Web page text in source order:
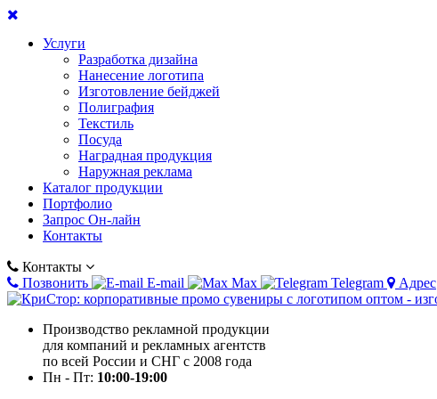
Услуги
Разработка дизайна
Нанесение логотипа
Изготовление бейджей
Полиграфия
Текстиль
Посуда
Наградная продукция
Наружная реклама
Каталог продукции
Портфолио
Запрос Он-лайн
Контакты
Контакты
Позвонить
E-mail Max Telegram Адрес
Производство рекламной продукции
для компаний и рекламных агентств
по всей России и СНГ с 2008 года
Пн - Пт: 10:00-19:00